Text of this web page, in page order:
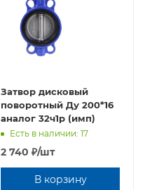
Затвор дисковый
поворотный Ду 200*16
аналог 32ч1р (имп)
Есть в наличии: 17
2 740 ₽/шт
В корзину